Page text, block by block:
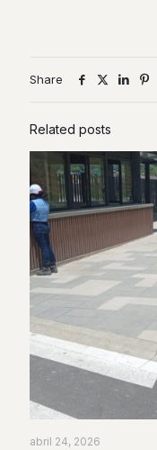
Share
Related posts
abril 24, 2026